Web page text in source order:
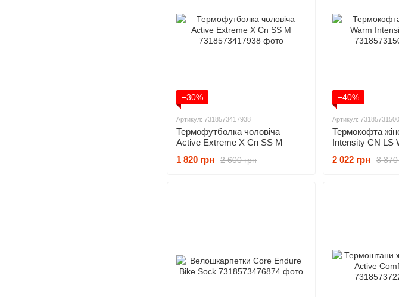
−30%
Артикул: 7318573417938
Термофутболка чоловіча
Active Extreme X Cn SS M
2 600 грн
1 820 грн
−40%
Артикул:
Термокофта
Intensity CN LS
3 370
2 022 грн